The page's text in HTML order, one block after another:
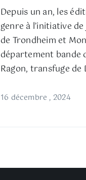
Depuis un an, les
genre à l’initiative
de Trondheim et
département bande
Ragon, transfuge
16 décembre , 2024